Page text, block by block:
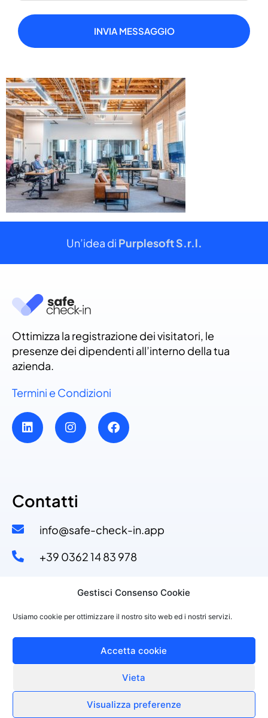
Gestisci Consenso Cookie
Usiamo cookie per ottimizzare il nostro sito web ed i nostri servizi.
Accetta cookie
Vieta
Visualizza preferenze
INVIA MESSAGGIO
Un’idea di Purplesoft S.r.l.
Ottimizza la registrazione dei visitatori, le
presenze dei dipendenti all’interno della tua
azienda.
Termini e Condizioni
Contatti
info@safe-check-in.app
+39 0362 14 83 978​
Via Dante Alighieri, 4
20822 Seveso (MB)
©2021 PURPLESOFT S.R.L., P.IVA 10143150968
Made with by Purplesoft Srl